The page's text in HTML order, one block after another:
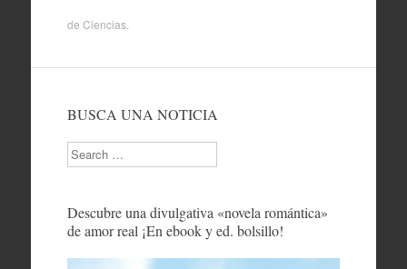
de Ciencias.
BUSCA UNA NOTICIA
Search
Descubre una divulgativa «novela romántica»
de amor real ¡En ebook y ed. bolsillo!